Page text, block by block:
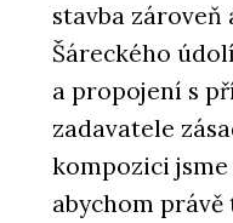
stavba
Šáreckého
a propojení s
zadavatele
kompozici
abychom právě